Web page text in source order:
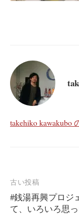
takehiko kawakubo
投
稿
ナ
古い投稿
#銭湯再興プロジ
て、いろいろ思